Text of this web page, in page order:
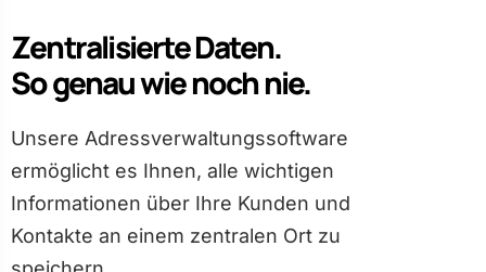
Zentralisierte Daten.
So genau wie noch nie.
Unsere Adressverwaltungssoftware
ermöglicht es Ihnen, alle wichtigen
Informationen über Ihre Kunden und
Kontakte an einem zentralen Ort zu